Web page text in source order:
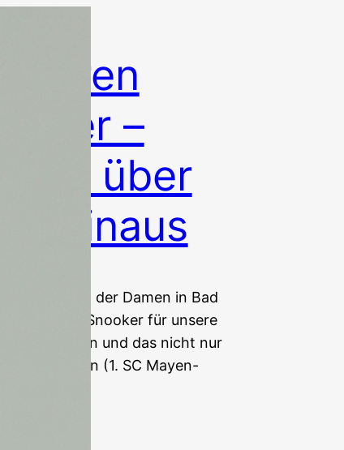
ihren
–
über
hinaus
der Damen in Bad
die Snooker für unsere
zu sehen und das nicht nur
Mehren (1. SC Mayen-